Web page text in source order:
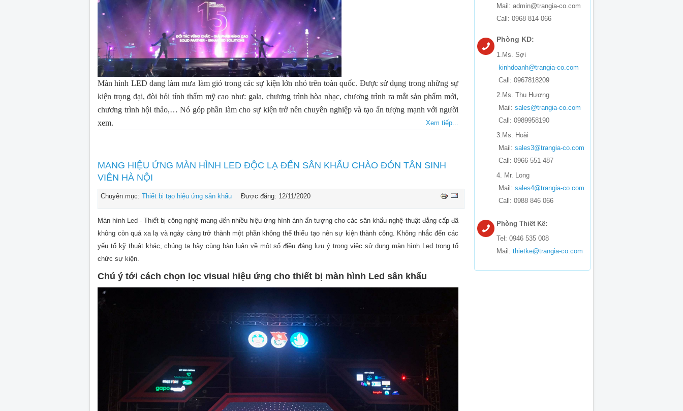
Màn hình LED đang làm mưa làm gió trong các sự kiện lớn nhỏ trên toàn quốc. Được sử dụng trong những sự
kiện trọng đại, đòi hỏi tính thẩm mỹ cao như: gala, chương trình hòa nhạc, chương trình ra mắt sản phẩm mới,
chương trình hội thảo,… Nó góp phần làm cho sự kiện trở nên chuyên nghiệp và tạo ấn tượng mạnh với người
xem.
Xem tiếp...
MANG HIỆU ỨNG MÀN HÌNH LED ĐỘC LẠ ĐẾN SÂN KHẤU CHÀO ĐÓN TÂN SINH
VIÊN HÀ NỘI
Chuyên mục: Thiết bị tạo hiệu ứng sân khấu Được đăng: 12/11/2020
Màn hình Led - Thiết bị công nghệ mang đến nhiều hiệu ứng hình ảnh ấn tượng cho các sân khấu nghệ thuật đẳng cấp đã
không còn quá xa lạ và ngày càng trở thành một phần không thể thiếu tạo nên sự kiện thành công. Không nhắc đến các
yếu tố kỹ thuật khác, chúng ta hãy cùng bàn luận về một số điều đáng lưu ý trong việc sử dụng màn hình Led trong tổ
chức sự kiện.
Chú ý tới cách chọn lọc visual hiệu ứng cho thiết bị màn hình Led sân khấu
Mail: admin@trangia-co.com
Call: 0968 814 066
Phòng KD:
1.Ms. Sợi
kinhdoanh@trangia-co.com
Call: 0967818209
2.Ms. Thu Hương
Mail: sales@trangia-co.com
Call: 0989958190
3.Ms. Hoài
Mail: sales3@trangia-co.com
Call: 0966 551 487
4. Mr. Long
Mail: sales4@trangia-co.com
Call: 0988 846 066
Phòng Thiết Kế:
Tel: 0946 535 008
Mail: thietke@trangia-co.com